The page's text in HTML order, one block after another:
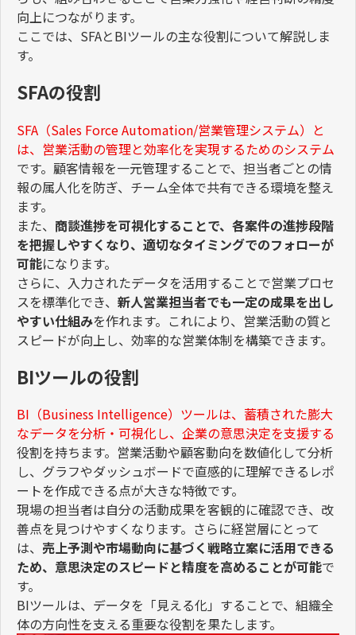
向上につながります。
ここでは、 SFAとBIツールの主な役割について解説しま
す。
SFAの役割
SFA （Sales Force Automation/営業管理システム）と
は、営業活動の管理と効率化を実現するためのシステム
です。顧客情報を一元管理することで、担当者ごとの情
報の属人化を防ぎ、チーム全体で共有できる環境を整え
ます。
また、 商談進捗を可視化することで、各案件の進捗段階
を把握しやすくなり、適切なタイミングでのフォローが
可能になります。
さらに、入力されたデータを活用することで営業プロセ
スを標準化でき、 新人営業担当者でも一定の成果を出し
やすい仕組みを作れます。これにより、営業活動の質と
スピードが向上し、効率的な営業体制を構築できます。
BIツールの役割
BI （Business Intelligence）ツールは、蓄積された膨大
なデータを分析・可視化し、企業の意思決定を支援する
役割を持ちます。営業活動や顧客動向を数値化して分析
し、グラフやダッシュボードで直感的に理解できるレポ
ートを作成できる点が大きな特徴です。
現場の担当者は自分の活動成果を客観的に確認でき、改
善点を見つけやすくなります。さらに経営層にとって
は、 売上予測や市場動向に基づく戦略立案に活用できる
ため、意思決定のスピードと精度を高めることが可能で
す。
BIツールは、データを「見える化」することで、組織全
体の方向性を支える重要な役割を果たします。